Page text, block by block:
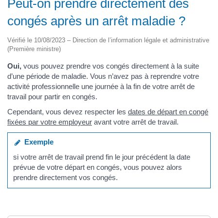
Peut-on prendre directement des
congés après un arrêt maladie ?
Vérifié le 10/08/2023 – Direction de l’information légale et administrative
(Première ministre)
Oui, vous pouvez prendre vos congés directement à la suite
d’une période de maladie. Vous n’avez pas à reprendre votre
activité professionnelle une journée à la fin de votre arrêt de
travail pour partir en congés.
Cependant, vous devez respecter les dates de départ en congé
fixées par votre employeur avant votre arrêt de travail.
Exemple
si votre arrêt de travail prend fin le jour précédent la date
prévue de votre départ en congés, vous pouvez alors
prendre directement vos congés.